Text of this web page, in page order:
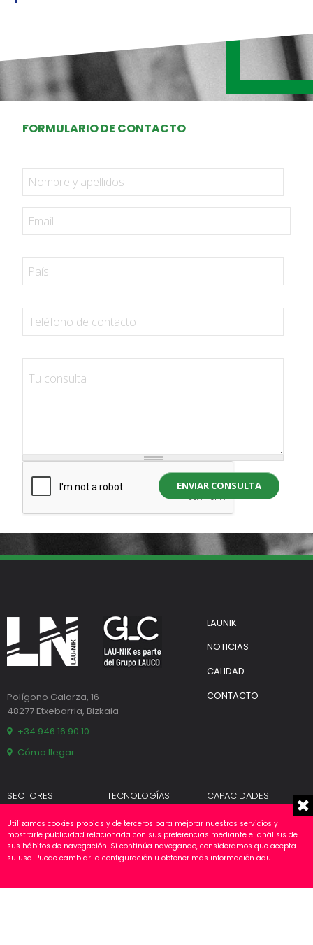
FORMULARIO DE CONTACTO
ENVIAR CONSULTA
Polígono Galarza, 16
48277 Etxebarria, Bizkaia
+34 946 16 90 10
Cómo llegar
LAUNIK
NOTICIAS
CALIDAD
CONTACTO
SECTORES
Fundición
Industria
Renovables
TECNOLOGÍAS
Partners
CAPACIDADES
Fabricación
Ensamblaje
Ingeniería Eléctrica
Montaje
Utilizamos cookies propias y de terceros para mejorar nuestros servicios y
mostrarle publicidad relacionada con sus preferencias mediante el análisis de
sus hábitos de navegación. Si continúa navegando, consideramos que acepta
su uso. Puede cambiar la configuración u obtener más información aqui.